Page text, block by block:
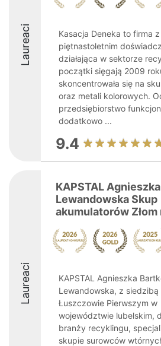
Laureaci
Kasacja Deneka to firma
piętnastoletnim
działająca w sektorze
początki sięgają 2009
skoncentrowała się na
oraz metali kolorowych.
przedsiębiorstwo
dodatkowo ...
9.4
Laureaci
KAPSTAL
Lewandowska Skup
akumulatorów Złom
KAPSTAL Agnieszka
Lewandowska, z siedzibą
Łuszczowie Pierwszym w
województwie lubelskim,
branży recyklingu,
skupie surowców